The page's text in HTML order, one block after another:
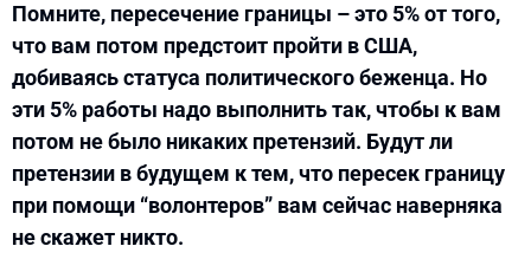
Помните, пересечение границы – это 5% от того,
что вам потом предстоит пройти в США,
добиваясь статуса политического беженца. Но
эти 5% работы надо выполнить так, чтобы к вам
потом не было никаких претензий. Будут ли
претензии в будущем к тем, что пересек границу
при помощи “волонтеров” вам сейчас наверняка
не скажет никто.